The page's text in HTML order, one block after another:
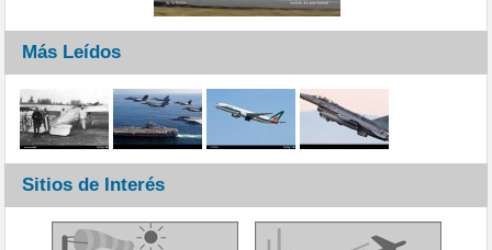
Más Leídos
Sitios de Interés